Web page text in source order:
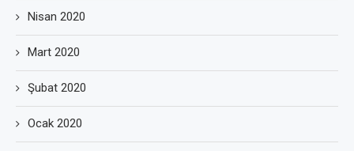
Nisan 2020
Mart 2020
Şubat 2020
Ocak 2020